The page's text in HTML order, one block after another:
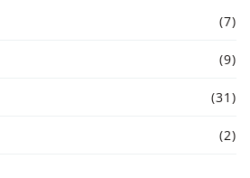
(7)
(9)
(31)
(2)